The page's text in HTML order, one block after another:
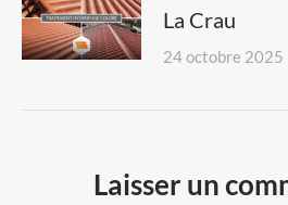
La Crau
24 octobre 2025
Laisser un